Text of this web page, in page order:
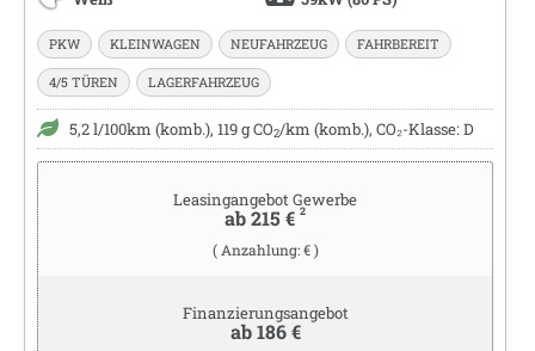
PKW KLEINWAGEN NEUFAHRZEUG FAHRBEREIT
4/5 TÜREN LAGERFAHRZEUG
5,2 l/100km (komb.), 119 g CO2/km (komb.), CO₂-Klasse: D
Leasingangebot Gewerbe
ab 215 € 2
( Anzahlung: € )
Finanzierungsangebot
ab 186 €